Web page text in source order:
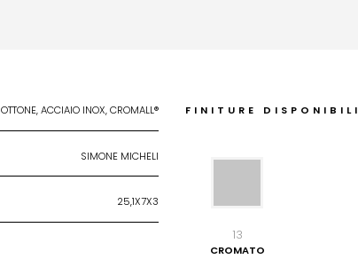
OTTONE, ACCIAIO INOX, CROMALL®
SIMONE MICHELI
25,1X7X3
FINITURE DISPONIBILI
13
CROMATO